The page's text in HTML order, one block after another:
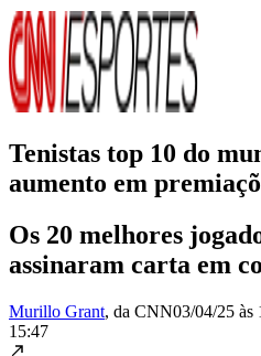
Tenistas top 10 do
aumento em
Os 20 melhores
assinaram carta em
Murillo Grant, da CNN03/04/25 às
15:47